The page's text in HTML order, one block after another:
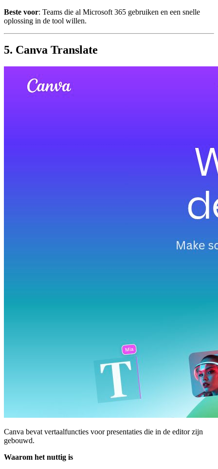
Beste voor: Teams die al Microsoft 365 gebruiken en een snelle
oplossing in de tool willen.
5. Canva Translate
Canva bevat vertaalfuncties voor presentaties die in de editor zijn
gebouwd.
Waarom het nuttig is